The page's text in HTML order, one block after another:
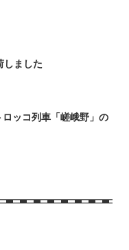
しました
ッコ列車「嵯峨野」の